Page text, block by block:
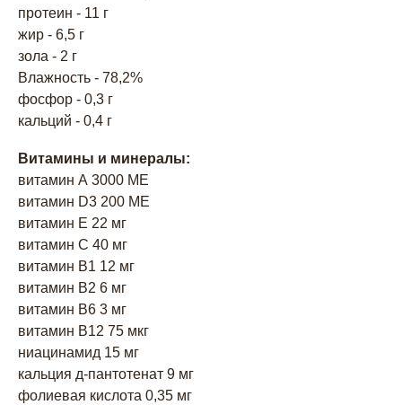
протеин - 11 г
жир - 6,5 г
зола - 2 г
Влажность - 78,2%
фосфор - 0,3 г
кальций - 0,4 г
Витамины и минералы:
витамин А 3000 МЕ
витамин D3 200 МЕ
витамин E 22 мг
витамин С 40 мг
витамин В1 12 мг
витамин В2 6 мг
витамин В6 3 мг
витамин В12 75 мкг
ниацинамид 15 мг
кальция д-пантотенат 9 мг
фолиевая кислота 0,35 мг